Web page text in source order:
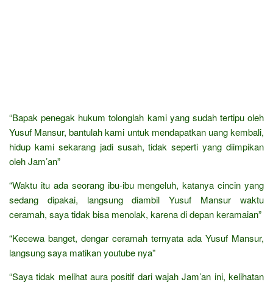
“Bapak penegak hukum tolonglah kami yang sudah tertipu oleh
Yusuf Mansur, bantulah kami untuk mendapatkan uang kembali,
hidup kami sekarang jadi susah, tidak seperti yang diimpikan
oleh Jam’an”
“Waktu itu ada seorang ibu-ibu mengeluh, katanya cincin yang
sedang dipakai, langsung diambil Yusuf Mansur waktu
ceramah, saya tidak bisa menolak, karena di depan keramaian”
“Kecewa banget, dengar ceramah ternyata ada Yusuf Mansur,
langsung saya matikan youtube nya”
“Saya tidak melihat aura positif dari wajah Jam’an ini, kelihatan